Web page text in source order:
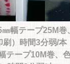
㎜幅テープ25M
）時間3分弱/
テープ10M巻